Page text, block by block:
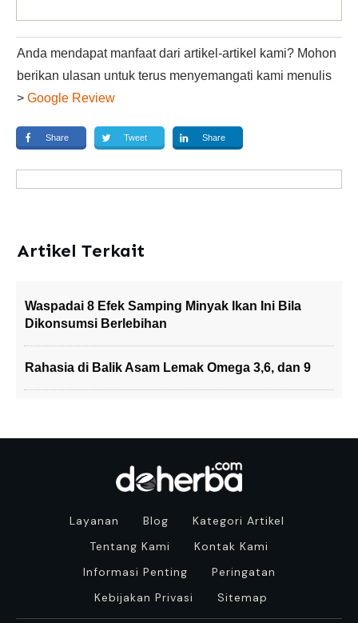
Anda mendapat manfaat dari artikel-artikel kami? Mohon
berikan ulasan untuk terus menyemangati kami menulis
> Google Review
Share Tweet Share
Artikel Terkait
Waspadai 8 Efek Samping Minyak Ikan Ini Bila
Dikonsumsi Berlebihan
Rahasia di Balik Asam Lemak Omega 3,6, dan 9
Layanan Blog
Kategori Artikel
Tentang Kami
Kontak Kami
Informasi Penting
Peringatan
Kebijakan Privasi
Sitemap